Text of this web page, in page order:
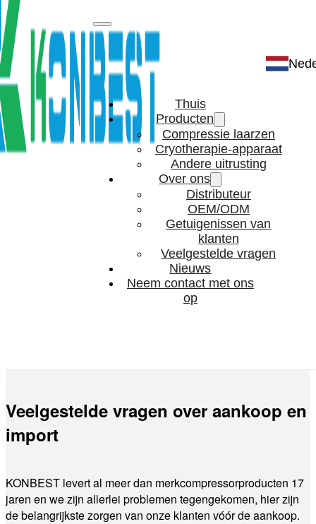
Thuis
Producten
Compressie laarzen
Cryotherapie-apparaat
Andere uitrusting
Over ons
Distributeur
OEM/ODM
Getuigenissen van
klanten
Veelgestelde vragen
Nieuws
Neem contact met ons
op
Veelgestelde vragen over aankoop en
import
KONBEST levert al meer dan merkcompressorproducten 17
jaren en we zijn allerlei problemen tegengekomen, hier zijn
de belangrijkste zorgen van onze klanten vóór de aankoop.